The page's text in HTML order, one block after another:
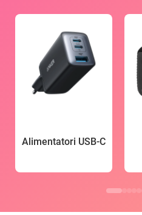
Alimentatori USB-C